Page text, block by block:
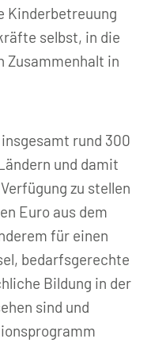
Kinderbetreuung
selbst, in die
Zusammenhalt in
rund 300
und damit
zu stellen
Euro aus dem
für einen
bedarfsgerechte
Bildung in der
sind und